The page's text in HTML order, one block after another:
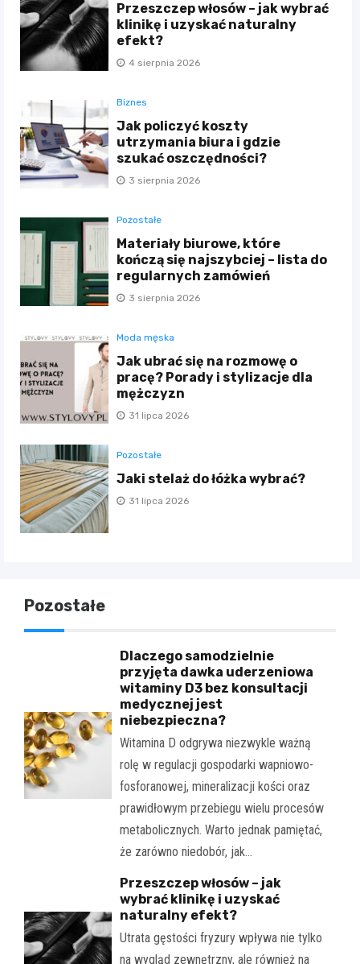
Przeszczep włosów – jak wybrać
klinikę i uzyskać naturalny
efekt?
4 sierpnia 2026
Biznes
Jak policzyć koszty
utrzymania biura i gdzie
szukać oszczędności?
3 sierpnia 2026
Pozostałe
Materiały biurowe, które
kończą się najszybciej – lista do
regularnych zamówień
3 sierpnia 2026
Moda męska
Jak ubrać się na rozmowę o
pracę? Porady i stylizacje dla
mężczyzn
31 lipca 2026
Pozostałe
Jaki stelaż do łóżka wybrać?
31 lipca 2026
Pozostałe
Dlaczego samodzielnie
przyjęta dawka uderzeniowa
witaminy D3 bez konsultacji
medycznej jest
niebezpieczna?
Witamina D odgrywa niezwykle ważną
rolę w regulacji gospodarki wapniowo-
fosforanowej, mineralizacji kości oraz
prawidłowym przebiegu wielu procesów
metabolicznych. Warto jednak pamiętać,
że zarówno niedobór, jak…
Przeszczep włosów – jak
wybrać klinikę i uzyskać
naturalny efekt?
Utrata gęstości fryzury wpływa nie tylko
na wygląd zewnętrzny, ale również na